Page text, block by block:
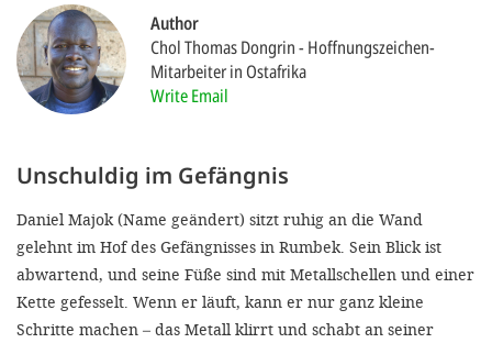
Author
Chol Thomas Dongrin Hoffnungszeichen-
Mitarbeiter in Ostafrika
Write Email
Unschuldig im Gefängnis
Daniel Majok (Name geändert) sitzt ruhig an die Wand
gelehnt im Hof des Gefängnisses in Rumbek. Sein Blick ist
abwartend, und seine Füße sind mit Metallschellen und einer
Kette gefesselt. Wenn er läuft, kann er nur ganz kleine
Schritte machen – das Metall klirrt und schabt an seiner